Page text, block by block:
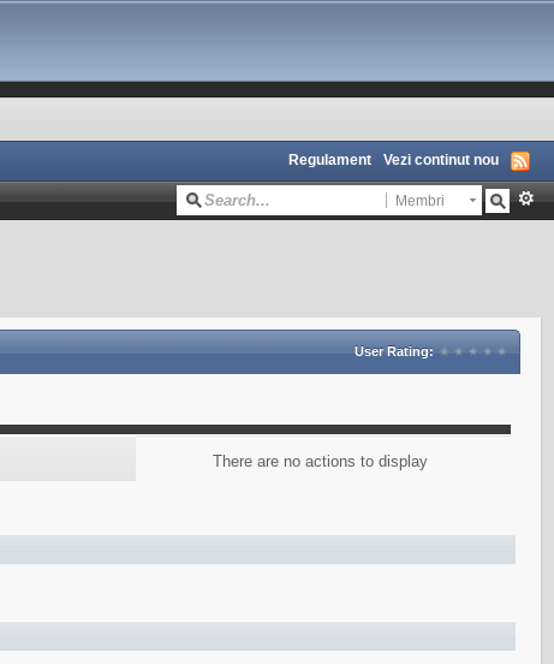
Regulament Vezi continut nou
Membri
User Rating:
There are no actions to display